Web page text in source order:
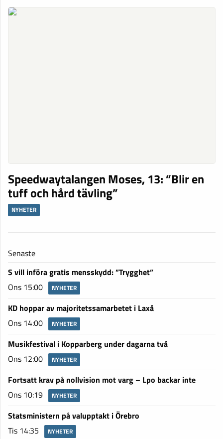
Speedwaytalangen Moses, 13: ”Blir en
tuff och hård tävling”
NYHETER
Senaste
S vill införa gratis mensskydd: ”Trygghet”
Ons 15:00
NYHETER
KD hoppar av majoritetssamarbetet i Laxå
Ons 14:00
NYHETER
Musikfestival i Kopparberg under dagarna två
Ons 12:00
NYHETER
Fortsatt krav på nollvision mot varg – Lpo backar inte
Ons 10:19
NYHETER
Statsministern på valupptakt i Örebro
Tis 14:35
NYHETER